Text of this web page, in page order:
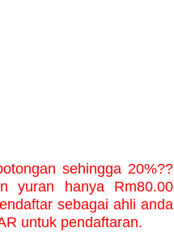
sehingga 20%??
yuran hanya Rm80.00
sebagai ahli anda
untuk pendaftaran.